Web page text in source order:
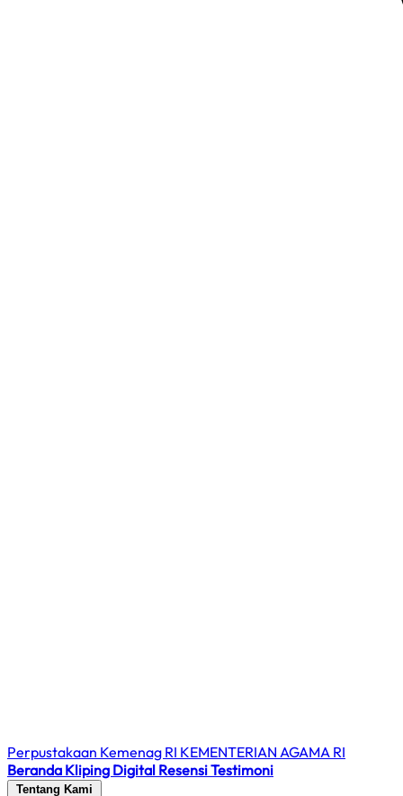
Perpustakaan Kemenag RI KEMENTERIAN AGAMA RI
Beranda Kliping Digital ResensiTestimoni
Tentang Kami